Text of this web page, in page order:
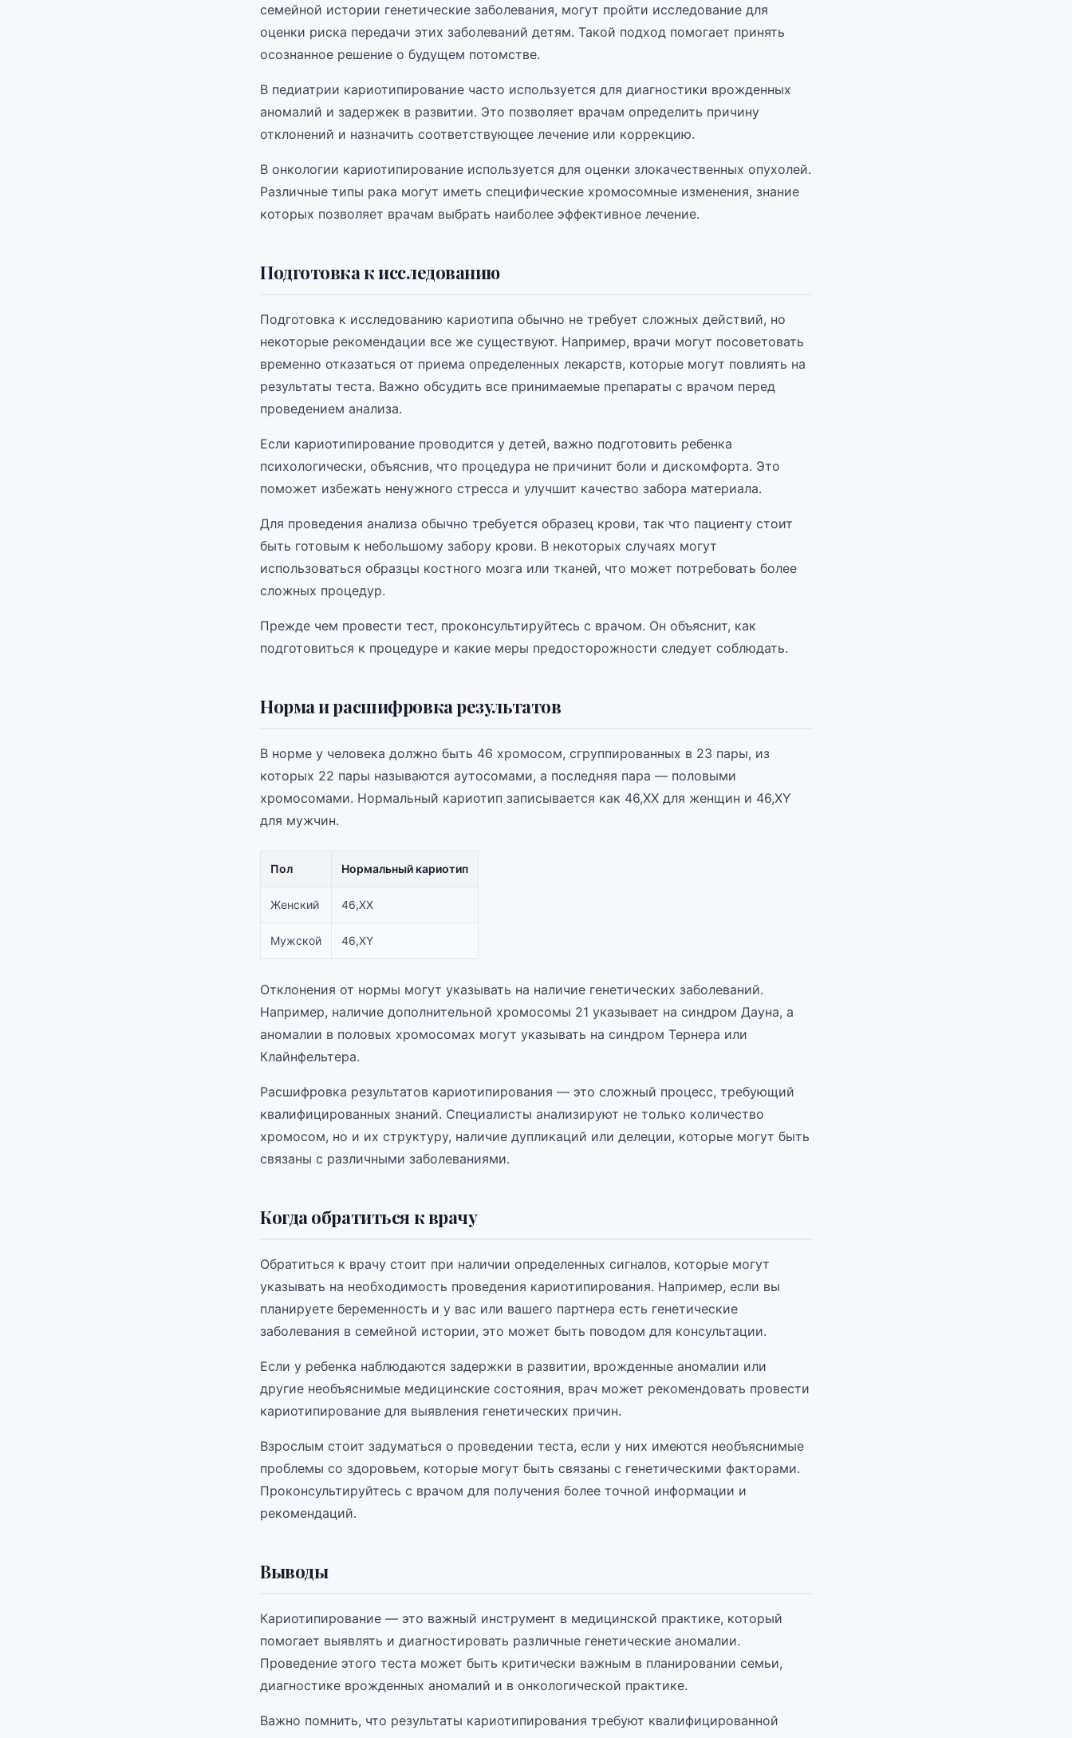
семейной истории генетические заболевания, могут пройти исследование для
оценки риска передачи этих заболеваний детям. Такой подход помогает принять
осознанное решение о будущем потомстве.
В педиатрии кариотипирование часто используется для диагностики врожденных
аномалий и задержек в развитии. Это позволяет врачам определить причину
отклонений и назначить соответствующее лечение или коррекцию.
В онкологии кариотипирование используется для оценки злокачественных опухолей.
Различные типы рака могут иметь специфические хромосомные изменения, знание
которых позволяет врачам выбрать наиболее эффективное лечение.
Подготовка к исследованию
Подготовка к исследованию кариотипа обычно не требует сложных действий, но
некоторые рекомендации все же существуют. Например, врачи могут посоветовать
временно отказаться от приема определенных лекарств, которые могут повлиять на
результаты теста. Важно обсудить все принимаемые препараты с врачом перед
проведением анализа.
Если кариотипирование проводится у детей, важно подготовить ребенка
психологически, объяснив, что процедура не причинит боли и дискомфорта. Это
поможет избежать ненужного стресса и улучшит качество забора материала.
Для проведения анализа обычно требуется образец крови, так что пациенту стоит
быть готовым к небольшому забору крови. В некоторых случаях могут
использоваться образцы костного мозга или тканей, что может потребовать более
сложных процедур.
Прежде чем провести тест, проконсультируйтесь с врачом. Он объяснит, как
подготовиться к процедуре и какие меры предосторожности следует соблюдать.
Норма и расшифровка результатов
В норме у человека должно быть 46 хромосом, сгруппированных в 23 пары, из
которых 22 пары называются аутосомами, а последняя пара — половыми
хромосомами. Нормальный кариотип записывается как 46,XX для женщин и 46,XY
для мужчин.
Пол Нормальный кариотип
Женский 46,XX
Мужской 46,XY
Отклонения от нормы могут указывать на наличие генетических заболеваний.
Например, наличие дополнительной хромосомы 21 указывает на синдром Дауна, а
аномалии в половых хромосомах могут указывать на синдром Тернера или
Клайнфельтера.
Расшифровка результатов кариотипирования — это сложный процесс, требующий
квалифицированных знаний. Специалисты анализируют не только количество
хромосом, но и их структуру, наличие дупликаций или делеции, которые могут быть
связаны с различными заболеваниями.
Когда обратиться к врачу
Обратиться к врачу стоит при наличии определенных сигналов, которые могут
указывать на необходимость проведения кариотипирования. Например, если вы
планируете беременность и у вас или вашего партнера есть генетические
заболевания в семейной истории, это может быть поводом для консультации.
Если у ребенка наблюдаются задержки в развитии, врожденные аномалии или
другие необъяснимые медицинские состояния, врач может рекомендовать провести
кариотипирование для выявления генетических причин.
Взрослым стоит задуматься о проведении теста, если у них имеются необъяснимые
проблемы со здоровьем, которые могут быть связаны с генетическими факторами.
Проконсультируйтесь с врачом для получения более точной информации и
рекомендаций.
Выводы
Кариотипирование — это важный инструмент в медицинской практике, который
помогает выявлять и диагностировать различные генетические аномалии.
Проведение этого теста может быть критически важным в планировании семьи,
диагностике врожденных аномалий и в онкологической практике.
Важно помнить, что результаты кариотипирования требуют квалифицированной